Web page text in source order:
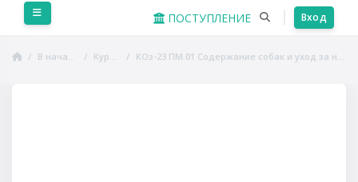
Перейти к основному содержанию
ПОСТУПЛЕНИЕ Вход
В начало Курсы КОз-23 ПМ.01 Содержание собак и уход за ними